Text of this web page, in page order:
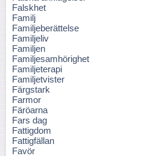
Falskhet
Familj
Familjeberättelse
Familjeliv
Familjen
Familjesamhörighet
Familjeterapi
Familjetvister
Färgstark
Farmor
Färöarna
Fars dag
Fattigdom
Fattigfällan
Favör